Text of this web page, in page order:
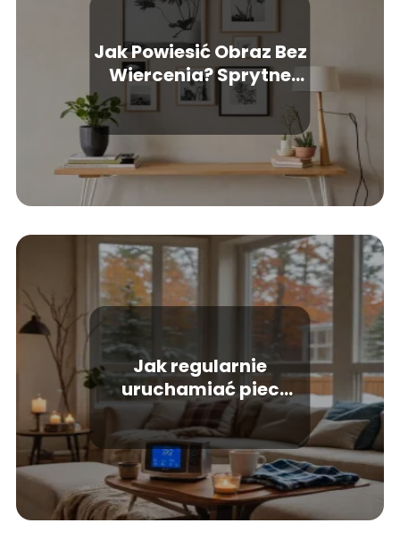
Jak Powiesić Obraz Bez
Wiercenia? Sprytne
Sposoby na Dekoracje
Ścian
Jak regularnie
uruchamiać piec
gazowy? Mamy
odpowiedź!